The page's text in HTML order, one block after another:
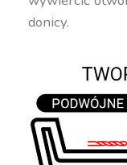
donicy.